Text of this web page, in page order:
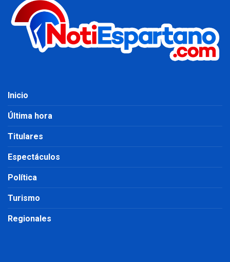
Inicio
Última hora
Titulares
Espectáculos
Política
Turismo
Regionales